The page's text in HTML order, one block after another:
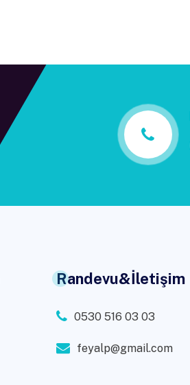
Randevu&İletişim
0530 516 03 03
feyalp@gmail.com